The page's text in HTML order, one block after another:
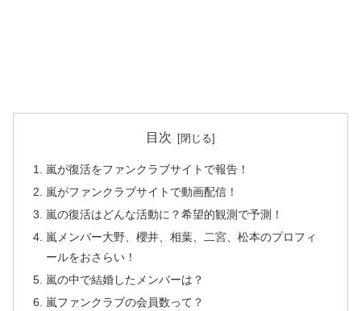
目次
嵐が復活をファンクラブサイトで報告！
嵐がファンクラブサイトで動画配信！
嵐の復活はどんな活動に？希望的観測で予測！
嵐メンバー大野、櫻井、相葉、二宮、松本のプロフィ
ールをおさらい！
嵐の中で結婚したメンバーは？
嵐ファンクラブの会員数って？